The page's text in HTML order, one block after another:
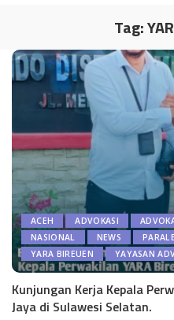
Tag:
ACEH ADVOKASI
NASIONAL
NEWS
YARA BIREUEN
YAYASAN
Kunjungan Kerja Kepala
Jaya di Sulawesi Selatan.